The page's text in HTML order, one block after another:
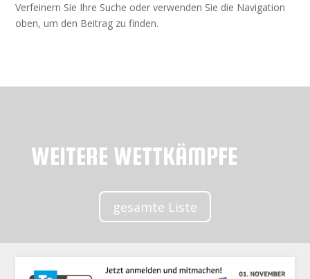
Verfeinern Sie Ihre Suche oder verwenden Sie die Navigation
oben, um den Beitrag zu finden.
WEITERE WETTKÄMPFE
gesamte Liste